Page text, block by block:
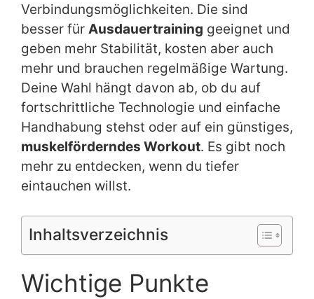
Verbindungsmöglichkeiten. Die sind
besser für Ausdauertraining geeignet und
geben mehr Stabilität, kosten aber auch
mehr und brauchen regelmäßige Wartung.
Deine Wahl hängt davon ab, ob du auf
fortschrittliche Technologie und einfache
Handhabung stehst oder auf ein günstiges,
muskelförderndes Workout. Es gibt noch
mehr zu entdecken, wenn du tiefer
eintauchen willst.
Inhaltsverzeichnis
Wichtige Punkte